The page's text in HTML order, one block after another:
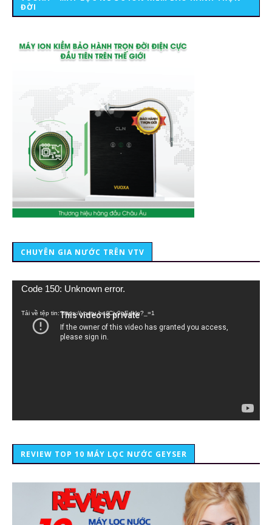
ĐỜI
CHUYÊN GIA NƯỚC TRÊN VTV
Trình
Code 150: Unknown error.
Tải về tệp tin: https://youtu.be/lCiy9qEdklo?_=1
REVIEW TOP 10 MÁY LỌC NƯỚC GEYSER